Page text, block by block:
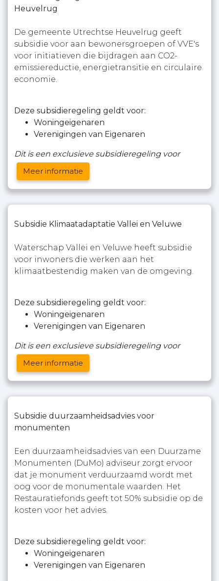
Heuvelrug
De gemeente Utrechtse Heuvelrug geeft
subsidie voor aan bewonersgroepen of VVE's
voor initiatieven die bijdragen aan CO2-
emissiereductie, energietransitie en circulaire
economie.
Deze subsidieregeling geldt voor:
Woningeigenaren
Verenigingen van Eigenaren
Dit is een exclusieve subsidieregeling voor
Meer informatie
Subsidie Klimaatadaptatie Vallei en Veluwe
Waterschap Vallei en Veluwe heeft subsidie
voor inwoners die werken aan het
klimaatbestendig maken van de omgeving.
Deze subsidieregeling geldt voor:
Woningeigenaren
Verenigingen van Eigenaren
Dit is een exclusieve subsidieregeling voor
Meer informatie
Subsidie duurzaamheidsadvies voor
monumenten
Een duurzaamheidsadvies van een Duurzame
Monumenten (DuMo) adviseur zorgt ervoor
dat je monument verduurzaamd wordt met
oog voor de monumentale waarden. Het
Restauratiefonds geeft tot 50% subsidie op de
kosten voor het advies.
Deze subsidieregeling geldt voor:
Woningeigenaren
Verenigingen van Eigenaren